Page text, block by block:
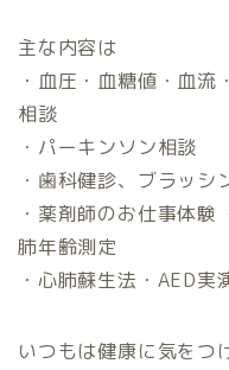
主な内容は
・血圧・血糖値・血
相談
・パーキンソン相談
・歯科健診、ブラッシ
・薬剤師のお仕事体験
肺年齢測定
・心肺蘇生法・AED
いつもは健康に気をつ